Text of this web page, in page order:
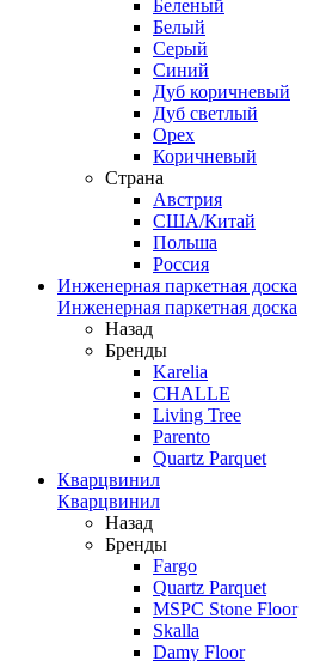
Беленый
Белый
Серый
Синий
Дуб коричневый
Дуб светлый
Орех
Коричневый
Страна
Австрия
США/Китай
Польша
Россия
Инженерная паркетная доска
Инженерная паркетная доска
Назад
Бренды
Karelia
CHALLE
Living Tree
Parento
Quartz Parquet
Кварцвинил
Кварцвинил
Назад
Бренды
Fargo
Quartz Parquet
MSPC Stone Floor
Skalla
Damy Floor